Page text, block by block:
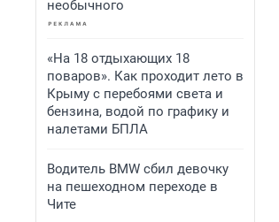
необычного
«На 18 отдыхающих 18
поваров». Как проходит лето в
Крыму с перебоями света и
бензина, водой по графику и
налетами БПЛА
Водитель BMW сбил девочку
на пешеходном переходе в
Чите